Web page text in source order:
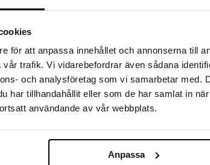
för att anpassa innehållet och annonserna till
trafik. Vi vidarebefordrar även sådana
och analysföretag som vi samarbetar med.
har tillhandahållit eller som de har samlat in
användande av vår webbplats.
Anpassa
»
kupp? I vår Outlet finner du mange produkter til
å gjøre et kupp mens dine favorittprodukter